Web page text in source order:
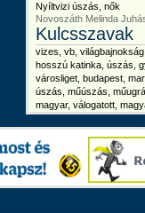
Nyíltvizi úszás, nők
Novoszáth Melinda
Kulcsszavak
vizes, vb,
hosszú katinka, úszás,
városliget, budapest,
úszás, műúszás,
magyar, válogatott,